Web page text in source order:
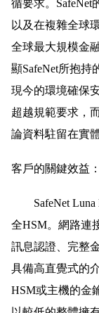
循要求。SafeNet
以及在複雜全球
全球最大規模金
顯SafeNet所抱持
現今的環境確保
超越規範要求，
論資料駐留在實
客戶的關鍵效益：
SafeNet Luna
全HSM。網路連
訊息認證、完整
具備高直覺式的
HSM或主機的金